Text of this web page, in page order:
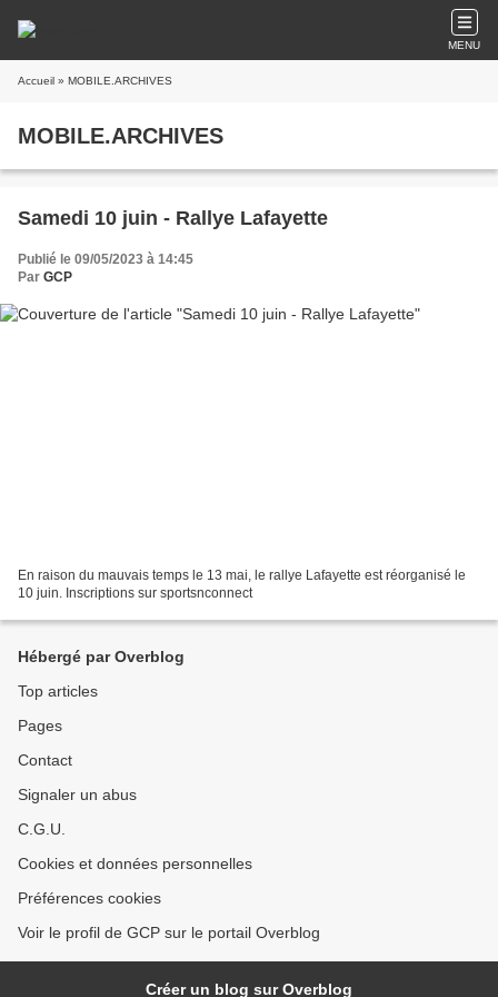
MENU
Accueil » MOBILE.ARCHIVES
MOBILE.ARCHIVES
Samedi 10 juin - Rallye Lafayette
Publié le 09/05/2023 à 14:45
Par GCP
En raison du mauvais temps le 13 mai, le rallye Lafayette est réorganisé le
10 juin. Inscriptions sur sportsnconnect
Hébergé par Overblog
Top articles
Pages
Contact
Signaler un abus
C.G.U.
Cookies et données personnelles
Préférences cookies
Voir le profil de GCP sur le portail Overblog
Créer un blog sur Overblog